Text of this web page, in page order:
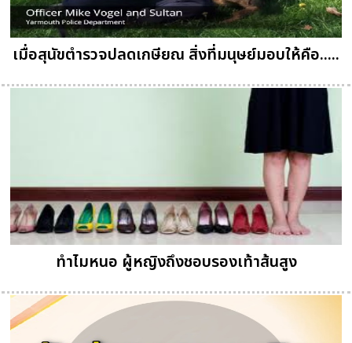
เมื่อสุนัขตำรวจปลดเกษียณ สิ่งที่มนุษย์มอบให้คือ.....
ทำไมหนอ ผู้หญิงถึงชอบรองเท้าส้นสูง